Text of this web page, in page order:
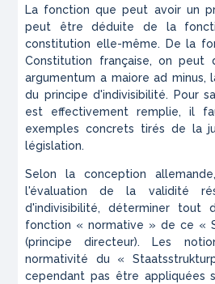
La fonction que peut avoir un
peut être déduite de la
constitution elle-même. De la
Constitution française, on peut
argumentum a maiore ad minus,
du principe d'indivisibilité. Pour
est effectivement remplie, il
exemples concrets tirés de la
législation.
Selon la conception
l'évaluation de la validité
d'indivisibilité, déterminer tout
fonction « normative » de ce «
(principe directeur). Les
normativité du «
cependant pas être appliquées